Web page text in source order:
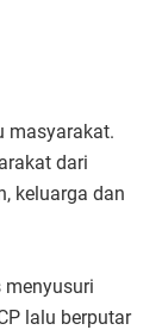
masyarakat.
dari
keluarga dan
menyusuri
lalu berputar